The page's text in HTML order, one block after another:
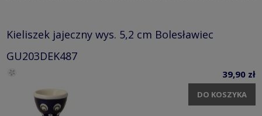
Kieliszek jajeczny wys. 5,2 cm Bolesławiec
GU203DEK487
39,90 zł
DO KOSZYKA